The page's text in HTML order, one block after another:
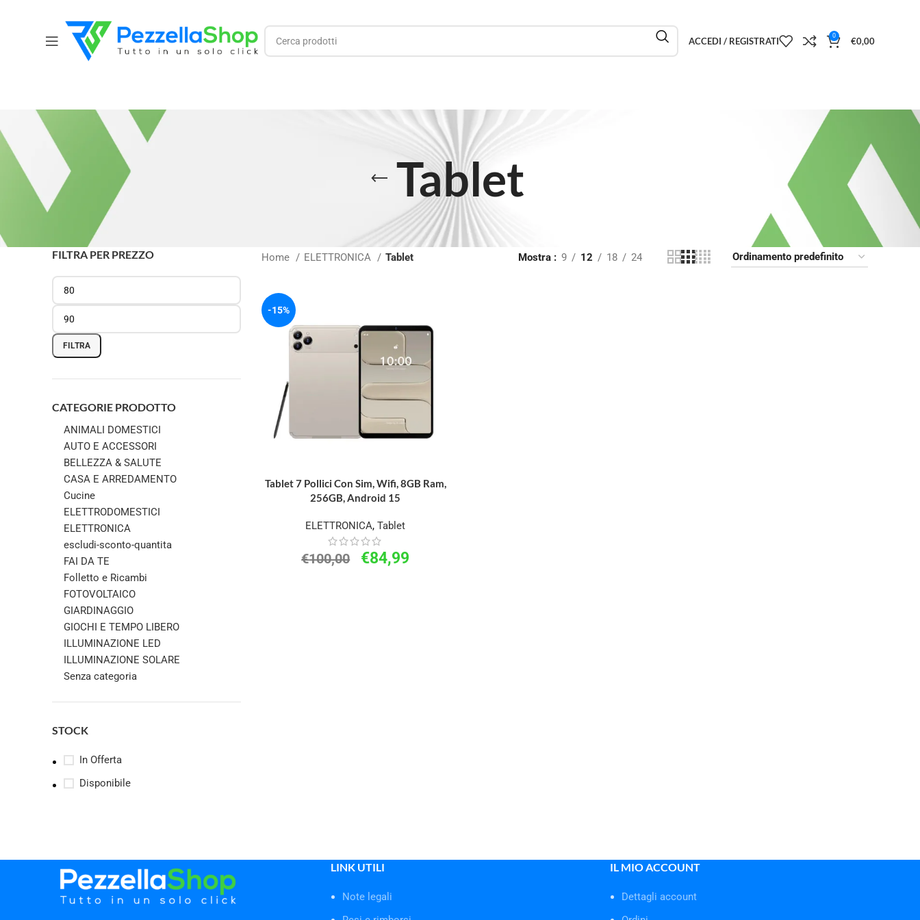
ACCEDI / REGISTRATI 0 €0,00
Tablet
FILTRA PER PREZZO
FILTRA
CATEGORIE PRODOTTO
ANIMALI DOMESTICI
AUTO E ACCESSORI
BELLEZZA & SALUTE
CASA E ARREDAMENTO
Cucine
ELETTRODOMESTICI
ELETTRONICA
escludi-sconto-quantita
FAI DA TE
Folletto e Ricambi
FOTOVOLTAICO
GIARDINAGGIO
GIOCHI E TEMPO LIBERO
ILLUMINAZIONE LED
ILLUMINAZIONE SOLARE
Senza categoria
STOCK
In Offerta
Disponibile
Home ELETTRONICA Tablet Mostra 9 12 18 24
-15%
Tablet 7 Pollici Con Sim, Wifi, 8GB Ram,
256GB, Android 15
ELETTRONICA,Tablet
€100,00 €84,99
LINK UTILI
Note legali
IL MIO ACCOUNT
Dettagli account